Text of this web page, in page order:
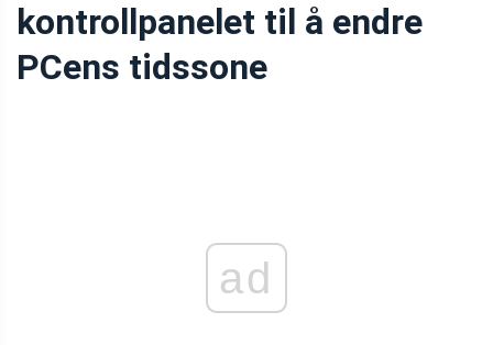
kontrollpanelet til å endre
PCens tidssone
ad